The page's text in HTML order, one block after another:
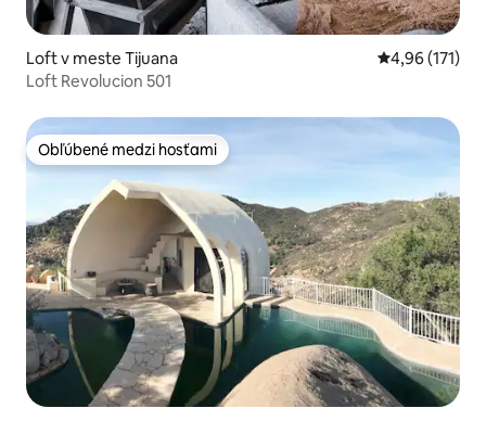
Loft v meste Tijuana Priemerné
4,96 (171)
Loft Revolucion 501
Obľúbené medzi hosťami
Obľúbené medzi hosťami